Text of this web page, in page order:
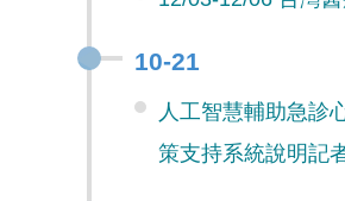
10-21
人工智慧輔助急診
策支持系統說明記